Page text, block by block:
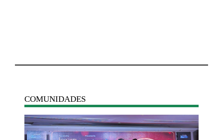
COMUNIDADES